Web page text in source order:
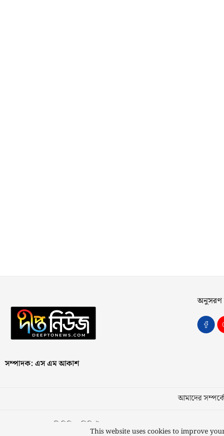
সম্পাদক: এস এম আকাশ
আমাদের
স্বত্ব © ২০২৩ কাজী মিডিয়া লিমিটেডThis website uses cookies to improve